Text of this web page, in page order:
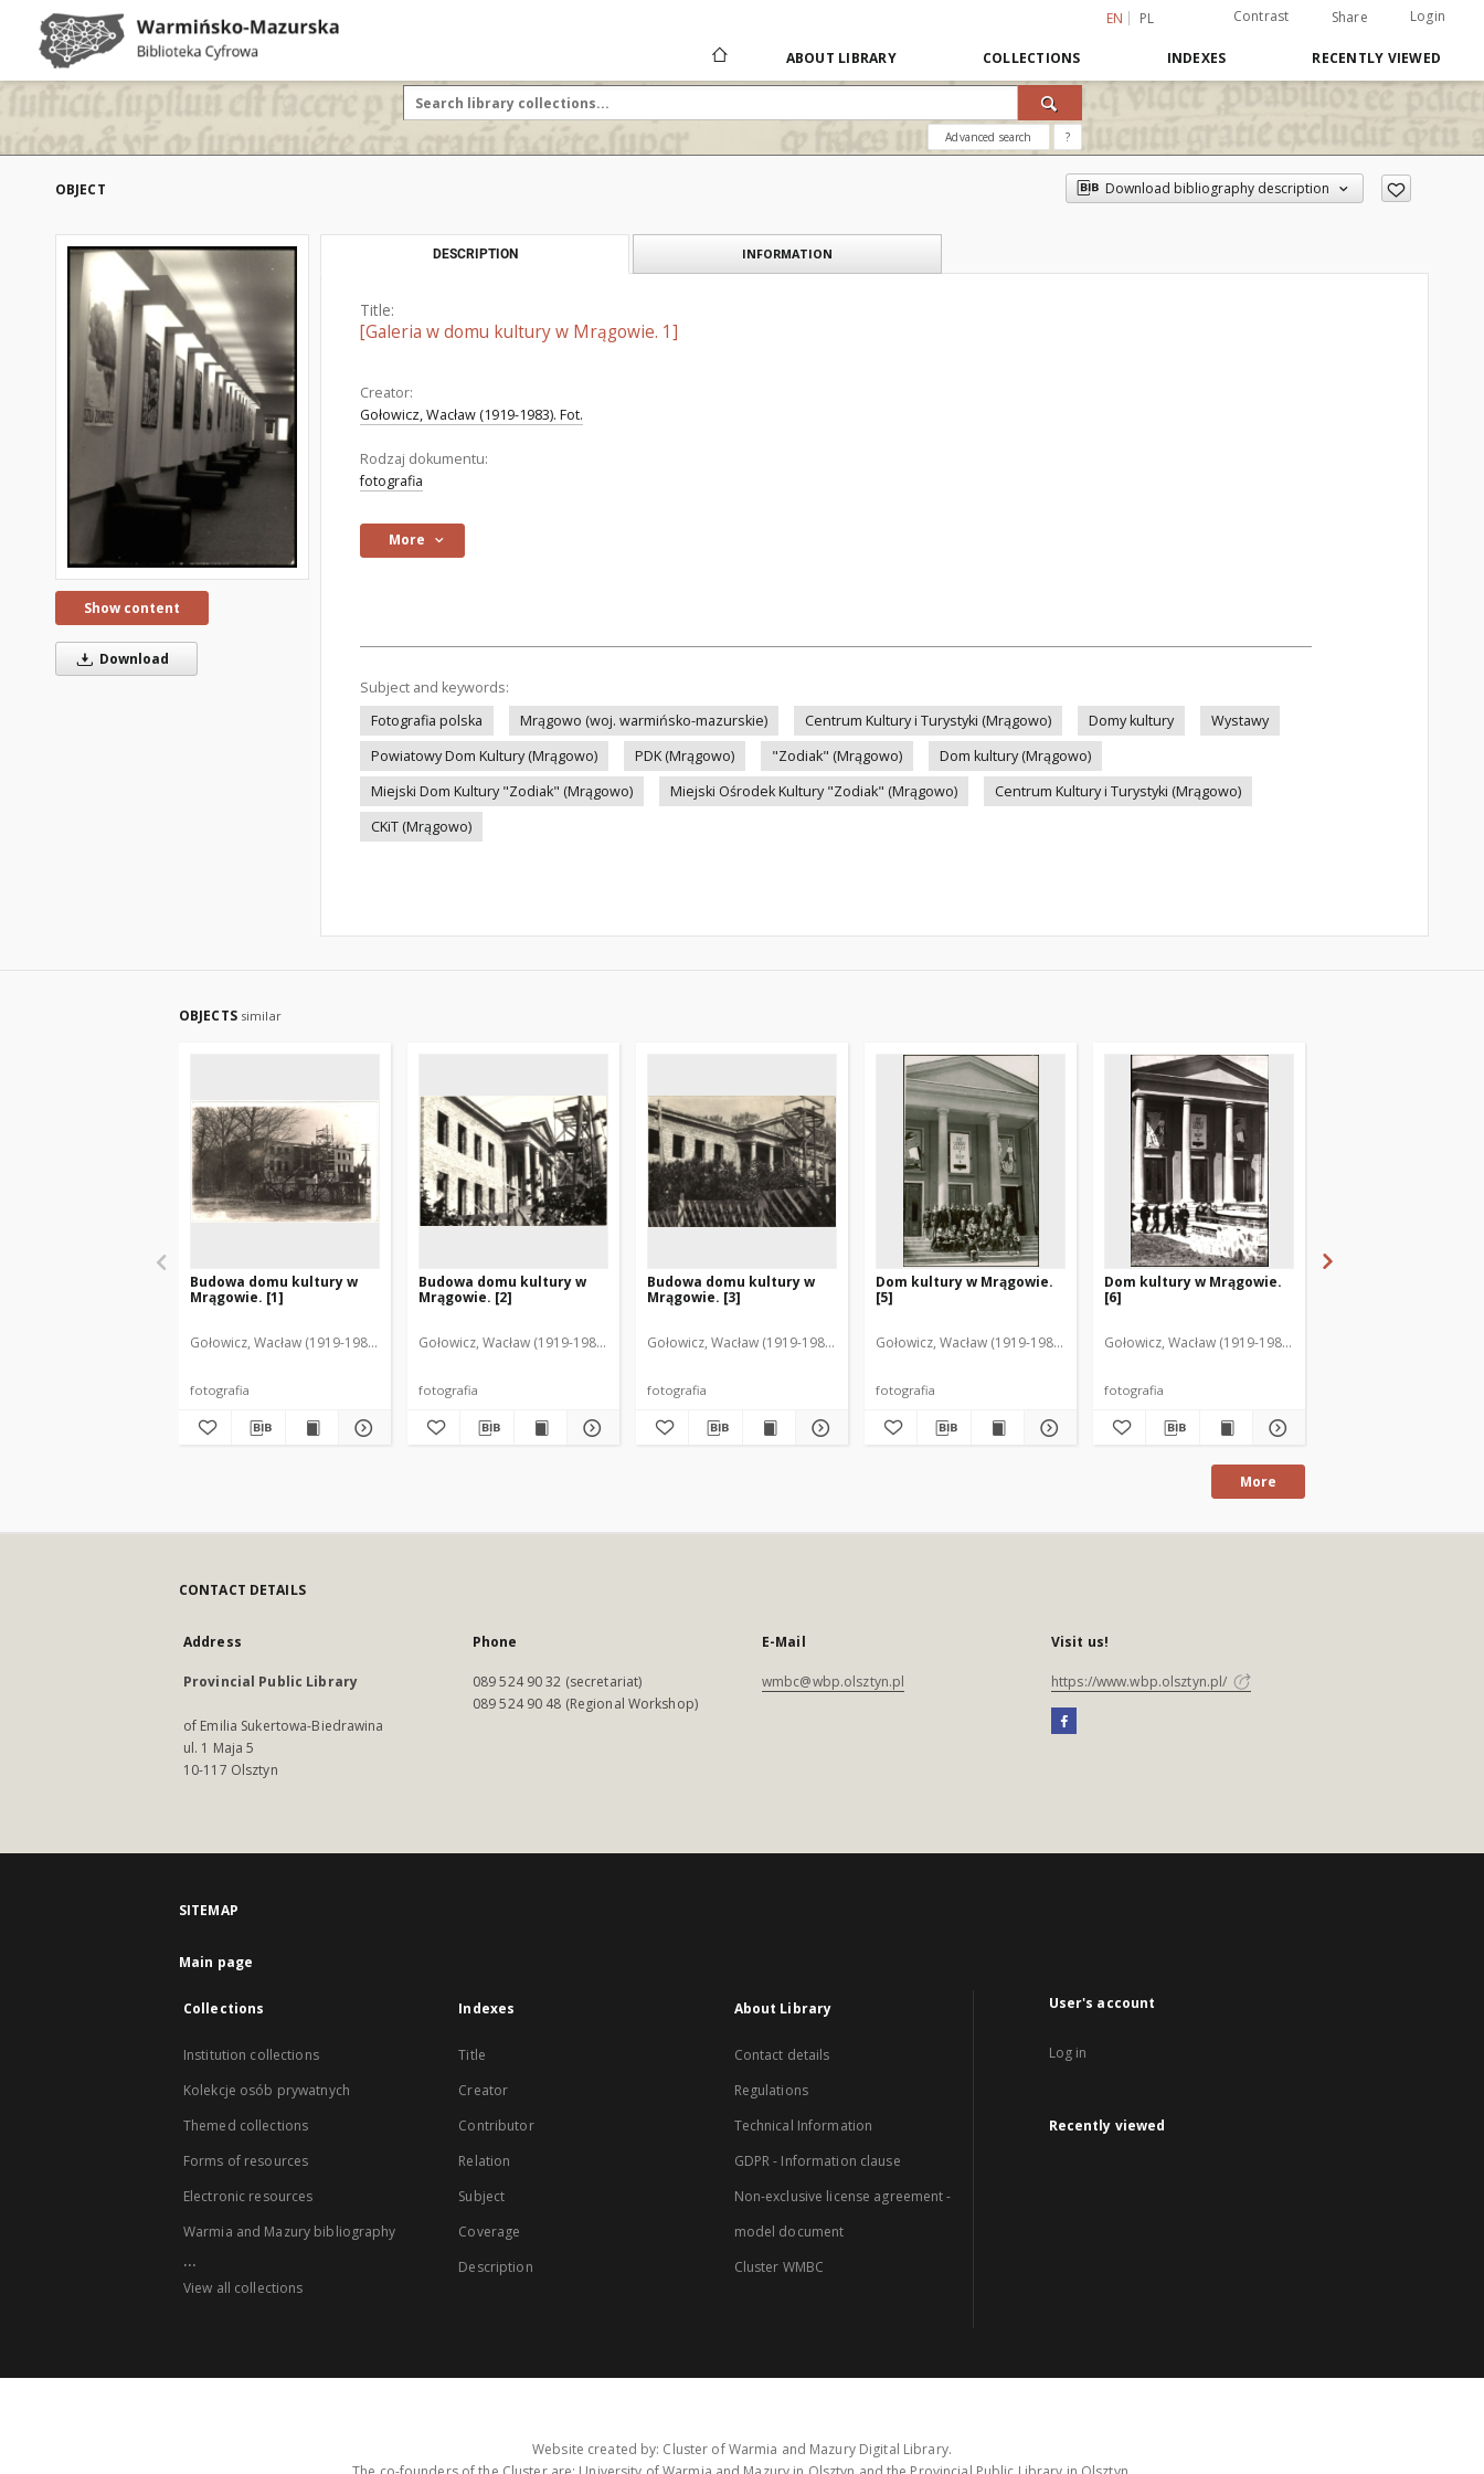
EN PL Contrast Share Login
ABOUT LIBRARY COLLECTIONS INDEXES RECENTLY VIEWED
Advanced search ?
OBJECT Download bibliography description
Show content
Download
DESCRIPTION INFORMATION
Title:
[Galeria w domu kultury w Mrągowie. 1]
Creator:
Gołowicz, Wacław (1919-1983). Fot.
Rodzaj dokumentu:
fotografia
More
Subject and keywords:
Fotografia polska
Mrągowo (woj. warmińsko-mazurskie) Centrum Kultury i Turystyki (Mrągowo) Domy kultury
Wystawy
Powiatowy Dom Kultury (Mrągowo)
PDK (Mrągowo) "Zodiak" (Mrągowo)
Dom kultury (Mrągowo)
Miejski Dom Kultury "Zodiak" (Mrągowo)
Miejski Ośrodek Kultury "Zodiak" (Mrągowo)
Centrum Kultury i Turystyki (Mrągowo)
CKiT (Mrągowo)
OBJECTS similar
Budowa domu kultury w
Mrągowie. [1]
Gołowicz, Wacław (1919-1983). Fot.
fotografia
Budowa domu kultury w
Mrągowie. [2]
Gołowicz, Wacław (1919-1983). Fot.
fotografia
Budowa domu kultury w
Mrągowie. [3]
Gołowicz, Wacław (1919-1983). Fot.
fotografia
Dom kultury w Mrągowie.
[5]
Gołowicz, Wacław (1919-1983). Fot.
fotografia
Dom kultury w Mrągowie.
[6]
Gołowicz, Wacław (1919-1983). Fot.
fotografia
More
CONTACT DETAILS
Address
Provincial Public Library
of Emilia Sukertowa-Biedrawina
ul. 1 Maja 5
10-117 Olsztyn
Phone
089 524 90 32 (secretariat)
089 524 90 48 (Regional Workshop)
E-Mail
wmbc@wbp.olsztyn.pl
Visit us!
https://www.wbp.olsztyn.pl/
SITEMAP
Main page
Collections
Institution collections
Kolekcje osób prywatnych
Themed collections
Forms of resources
Electronic resources
Warmia and Mazury bibliography
...
View all collections
Indexes
Title
Creator
Contributor
Relation
Subject
Coverage
Description
About Library
Contact details
Regulations
Technical Information
GDPR - Information clause
Non-exclusive license agreement -
model document
Cluster WMBC
User's account
Log in
Recently viewed
Website created by: Cluster of Warmia and Mazury Digital Library.